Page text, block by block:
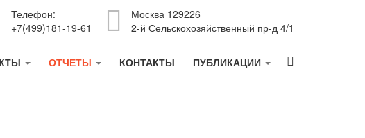
Телефон:
+7(499)181-19-61
Москва 129226
2-й Сельскохозяйственный пр-д 4/1
ОТЧЕТЫ КОНТАКТЫ ПУБЛИКАЦИИ